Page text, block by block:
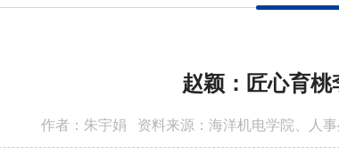
赵颖：匠心育
作者：朱宇娟 资料来源：海洋机电学院、人